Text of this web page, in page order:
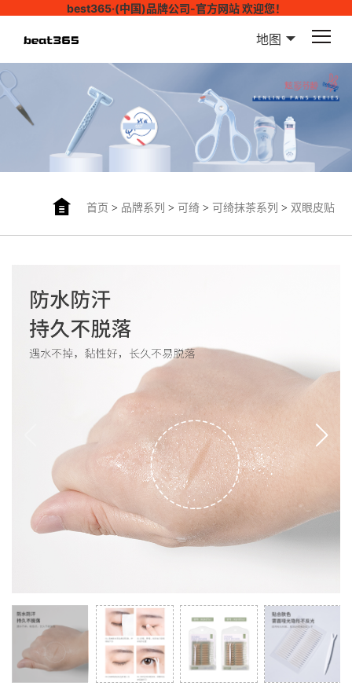
best365·(中国)品牌公司-官方网站 欢迎您！
地图
首页 > 品牌系列 > 可绮> 可绮抹茶系列 > 双眼皮贴